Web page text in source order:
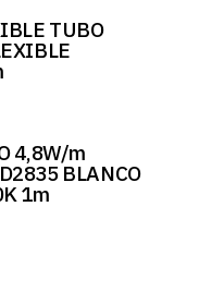
TUBO
4,8W/m
BLANCO
1m